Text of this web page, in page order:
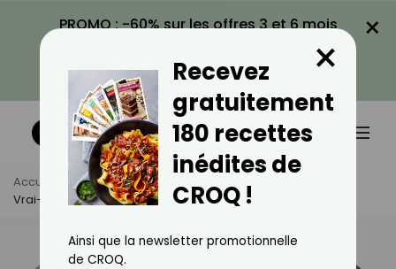
PROMO : -60% sur les offres 3 et 6 mois
VOIR LA PROMO
×
Accueil Actus
Bien-Être
Vrai-Faux Sur L’ASMR : Ce Phénomène Qui Fait Frissonner
Recevez
gratuitement
180 recettes
inédites de
CROQ !
×
Ainsi que la newsletter promotionnelle
de CROQ.